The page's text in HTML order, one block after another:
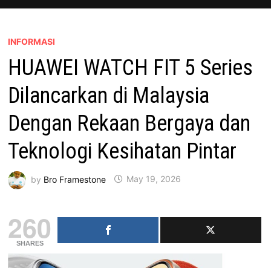
INFORMASI
HUAWEI WATCH FIT 5 Series
Dilancarkan di Malaysia
Dengan Rekaan Bergaya dan
Teknologi Kesihatan Pintar
by Bro Framestone May 19, 2026
260
SHARES